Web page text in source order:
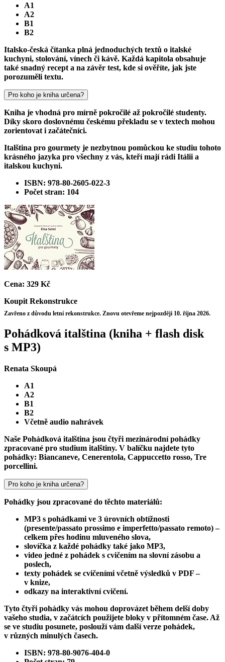
A1
A2
B1
B2
Italsko-česká čítanka plná jednoduchých textů o italské
kuchyni, stolování, vínech či kávě. Každá kapitola obsahuje
také snadný recept a na závěr test, kde si ověříte, jak jste
porozuměli textu.
Pro koho je kniha určena?
Kniha je vhodná pro mírně pokročilé až pokročilé studenty.
Díky skoro doslovnému českému překladu se v textech mohou
zorientovat i začátečníci.
Italština pro gourmety je nezbytnou pomůckou ke studiu tohoto
krásného jazyka pro všechny z vás, kteří mají rádi Itálii a
italskou kuchyni.
ISBN: 978-80-2605-022-3
Počet stran: 104
Cena: 329 Kč
Koupit Rekonstrukce
Zavřeno z důvodu letní rekonstrukce. Znovu otevřeme nejpozději 10. října 2026.
Pohádková italština (kniha + flash disk
s MP3)
Renata Skoupá
A1
A2
B1
B2
Včetně audio nahrávek
Naše Pohádková italština jsou čtyři mezinárodní pohádky
zpracované pro studium italštiny. V balíčku najdete tyto
pohádky: Biancaneve, Cenerentola, Cappuccetto rosso, Tre
porcellini.
Pro koho je kniha určena?
Pohádky jsou zpracované do těchto materiálů:
MP3 s pohádkami ve 3 úrovních obtížnosti
(presente/passato prossimo e imperfetto/passato remoto) –
celkem přes hodinu mluveného slova,
slovíčka z každé pohádky také jako MP3,
video jedné z pohádek s cvičením na slovní zásobu a
poslech,
texty pohádek se cvičeními včetně výsledků v PDF –
v knize,
odkazy na interaktivní cvičení.
Tyto čtyři pohádky vás mohou doprovázet během delší doby
vašeho studia, v začátcích použijete bloky v přítomném čase. Až
se ve studiu posunete, poslouží vám další verze pohádek,
v různých minulých časech.
ISBN: 978-80-9076-404-0